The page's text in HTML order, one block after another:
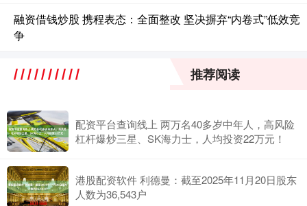
融资借钱炒股 携程表态：全面整改 坚决摒弃“内卷式”低效竞
争
推荐阅读
配资平台查询线上 两万名40多岁中年人，高风险
杠杆爆炒三星、SK海力士，人均投资22万元！
港股配资软件 利德曼：截至2025年11月20日股东
人数为36,543户